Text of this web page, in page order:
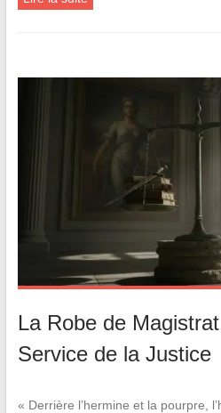
La Robe de
Service de la Justice
« Derrière l’hermine et la pourpre,